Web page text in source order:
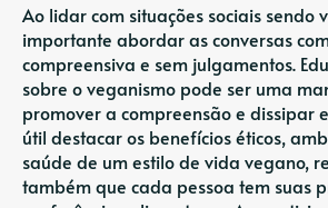
Ao lidar com situações sociais sendo
importante abordar as conversas
compreensiva e sem julgamentos.
sobre o veganismo pode ser uma
promover a compreensão e dissipar
útil destacar os benefícios éticos,
saúde de um estilo de vida vegano,
também que cada pessoa tem suas